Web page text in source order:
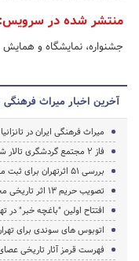
منتشر شده در سرویس:
جشنواره، نمایشگاه و همایش
آخرین اخبار میراث
میراث فرهنگی ایران در
فاز 2 مجتمع گردشگری تالار شهر احداث شد
بررسی 51 اثرتهران برای ثبت ملی
تصویب حریم 13 اثر تاریخی محله سنگلج
افتتاح اولین "باغچه خبر" در
اتوبوس های سوندی برای
فهرست قرمز آثار تاریخی